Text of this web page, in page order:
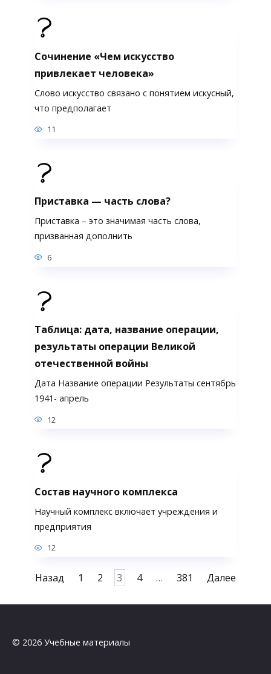
Сочинение «Чем искусство
привлекает человека»
Слово искусство связано с понятием искусный,
что предполагает
11
Приставка — часть слова?
Приставка – это значимая часть слова,
призванная дополнить
6
Таблица: дата, название операции,
результаты операции Великой
отечественной войны
Дата Название операции Результаты сентябрь
1941- апрель
12
Состав научного комплекса
Научный комплекс включает учреждения и
предприятия
12
Пагинация
Назад 1 2 3 4 … 381 Далее
© 2026 Учебные материалы